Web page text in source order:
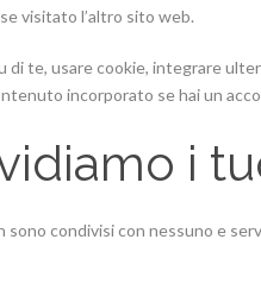
visitato l’altro sito web.
te, usare cookie, integrare
incorporato se hai un
i
condivisi con nessuno e